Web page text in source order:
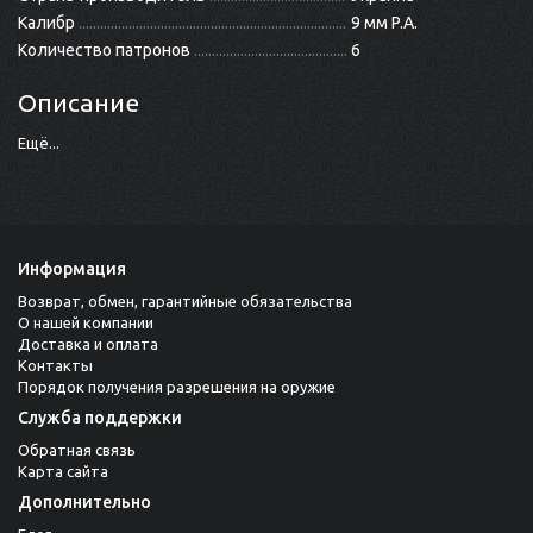
Калибр
9 мм P.A.
Количество патронов
6
Описание
Ещё...
Информация
Возврат, обмен, гарантийные обязательства
О нашей компании
Доставка и оплата
Контакты
Порядок получения разрешения на оружие
Служба поддержки
Обратная связь
Карта сайта
Дополнительно